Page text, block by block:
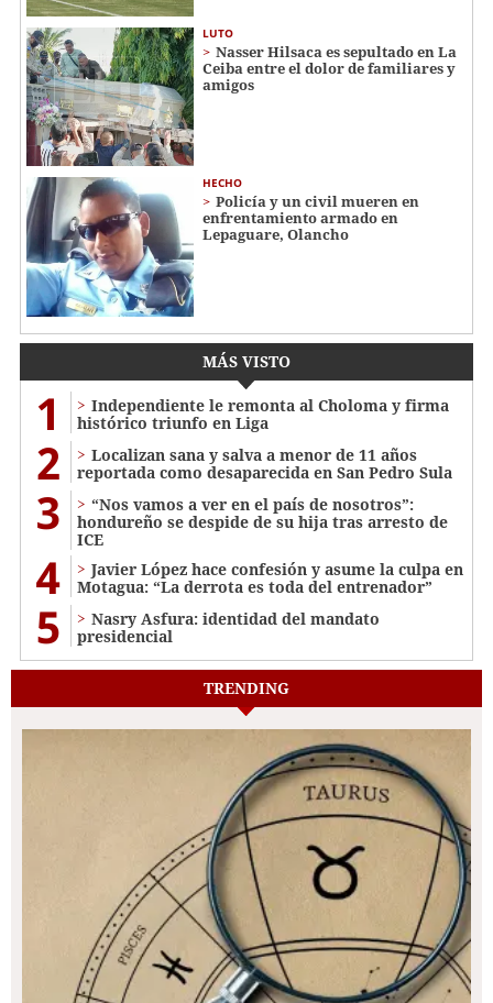
LUTO
Nasser Hilsaca es sepultado en La
Ceiba entre el dolor de familiares y
amigos
HECHO
Policía y un civil mueren en
enfrentamiento armado en
Lepaguare, Olancho
MÁS VISTO
1
Independiente le remonta al Choloma y firma
histórico triunfo en Liga
2
Localizan sana y salva a menor de 11 años
reportada como desaparecida en San Pedro Sula
3
“Nos vamos a ver en el país de nosotros”:
hondureño se despide de su hija tras arresto de
ICE
4
Javier López hace confesión y asume la culpa en
Motagua: “La derrota es toda del entrenador”
5
Nasry Asfura: identidad del mandato
presidencial
TRENDING